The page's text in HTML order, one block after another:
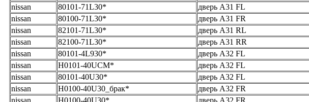
nissan
80101-71L30* дверь A31 FL
nissan
80100-71L30* дверь A31 FR
nissan
82101-71L30* дверь A31 RL
nissan
82100-71L30* дверь A31 RR
nissan
80101-4L930* дверь A32 FL
nissan
H0101-40UCM* дверь A32 FL
nissan
80101-40U30* дверь A32 FL
nissan
H0100-40U30_брак* дверь A32 FR
nissan
H0100-40U30* дверь A32 FR